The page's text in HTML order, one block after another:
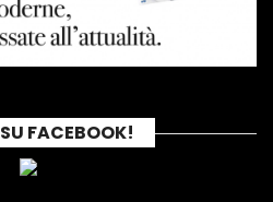
FACEBOOK!